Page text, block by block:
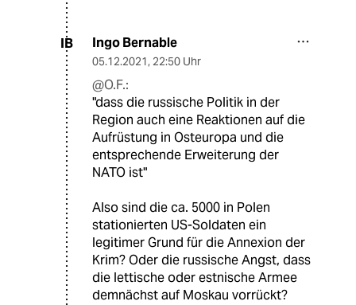
IB Ingo Bernable
05.12.2021, 22:50 Uhr
@O.F.:
"dass die russische Politik in der
Region auch eine Reaktionen auf die
Aufrüstung in Osteuropa und die
entsprechende Erweiterung der
NATO ist"
Also sind die ca. 5000 in Polen
stationierten US-Soldaten ein
legitimer Grund für die Annexion der
Krim? Oder die russische Angst, dass
die lettische oder estnische Armee
demnächst auf Moskau vorrückt?